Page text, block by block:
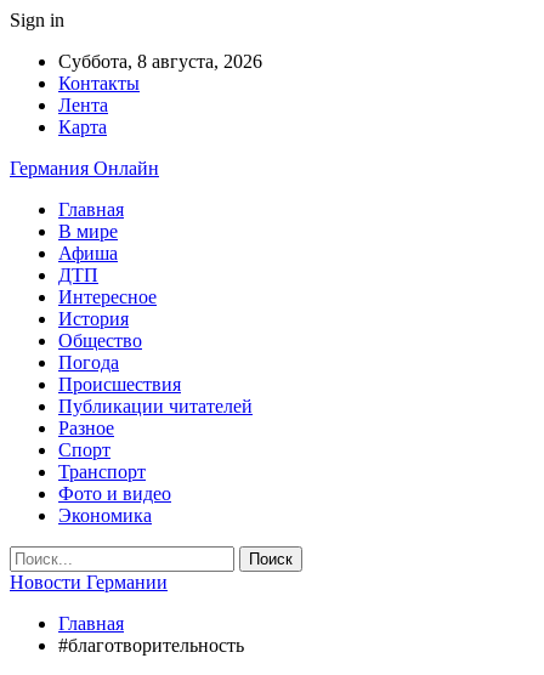
Sign in
Суббота, 8 августа, 2026
Контакты
Лента
Карта
Германия Онлайн
Главная
В мире
Афиша
ДТП
Интересное
История
Общество
Погода
Происшествия
Публикации читателей
Разное
Спорт
Транспорт
Фото и видео
Экономика
Новости Германии
Главная
#благотворительность